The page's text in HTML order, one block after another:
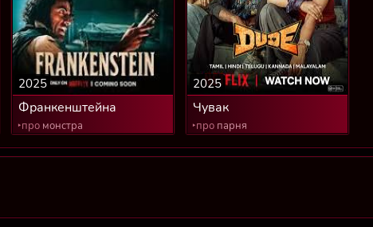
Франкенштейна
2025
‣про монстра
Чувак
2025
‣про парня